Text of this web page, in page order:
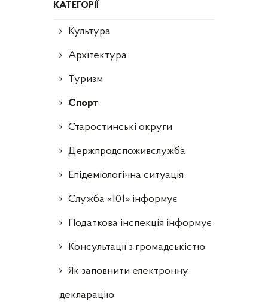
КАТЕГОРІЇ
Культура
Архітектура
Туризм
Спорт
Старостинські округи
Держпродспоживслужба
Епідеміологічна ситуація
Служба «101» інформує
Податкова інспекція інформує
Консультації з громадськістю
Як заповнити електронну
декларацію